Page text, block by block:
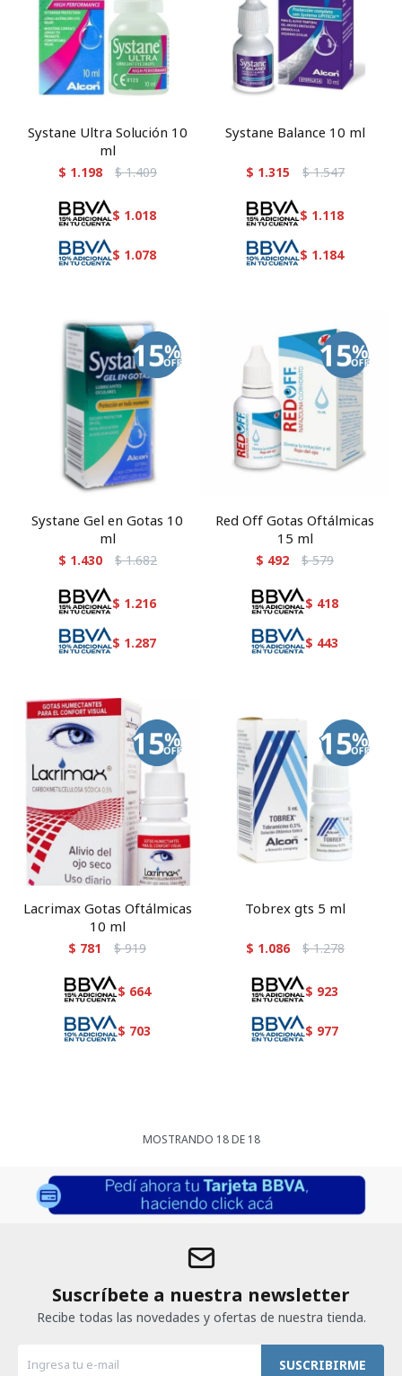
Systane Ultra Solución 10
ml
$ 1.198 $ 1.409
$ 1.018
$ 1.078
Systane Balance 10 ml
$ 1.315 $ 1.547
$ 1.118
$ 1.184
Systane Gel en Gotas 10
ml
$ 1.430 $ 1.682
$ 1.216
$ 1.287
Red Off Gotas Oftálmicas
15 ml
$ 492 $ 579
$ 418
$ 443
Lacrimax Gotas Oftálmicas
10 ml
$ 781 $ 919
$ 664
$ 703
Tobrex gts 5 ml
$ 1.086 $ 1.278
$ 923
$ 977
MOSTRANDO 18DE 18
Suscríbete a nuestra newsletter
Recibe todas las novedades y ofertas de nuestra tienda.
SUSCRIBIRME